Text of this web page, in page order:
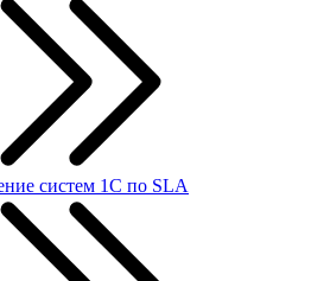
систем 1С по SLA